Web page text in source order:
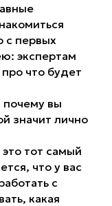
с первых
экспертам
что будет
вы
значит лично
тот самый
что у вас
с
какая